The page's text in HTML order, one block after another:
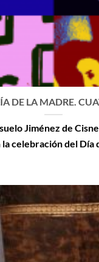
DE LA MADRE.
Jiménez de
la celebración del Día